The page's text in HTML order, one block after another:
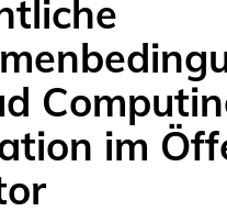
im